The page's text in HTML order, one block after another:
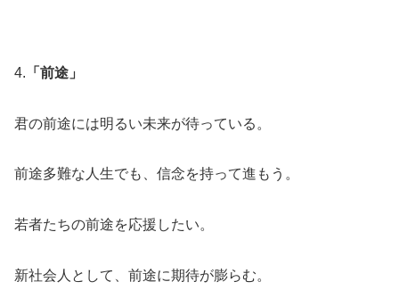
4. 「前途」
君の前途には明るい未来が待っている。
前途多難な人生でも、信念を持って進もう。
若者たちの前途を応援したい。
新社会人として、前途に期待が膨らむ。